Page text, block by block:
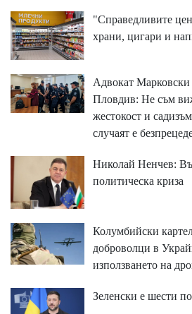
"Справедливите
храни, цигари и
Адвокат Марковски
Пловдив: Не съм
жестокост и
случаят е
Николай Ненчев:
политическа криза
Колумбийски
доброволци в
използването на
Зеленски е шести